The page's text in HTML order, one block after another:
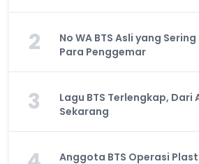
2
No WA BTS Asli yang
Para Penggemar
3
Lagu BTS Terlengkap,
Sekarang
Anggota BTS Operasi